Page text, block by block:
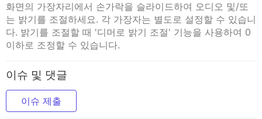
화면의 가장자리에서 손가락을 슬라이드하여 오디오 및/또
는 밝기를 조절하세요. 각 가장자는 별도로 설정할 수 있습니
다. 밝기를 조절할 때 '디머로 밝기 조절' 기능을 사용하여 0
이하로 조정할 수 있습니다.
이슈 및 댓글
이슈 제출